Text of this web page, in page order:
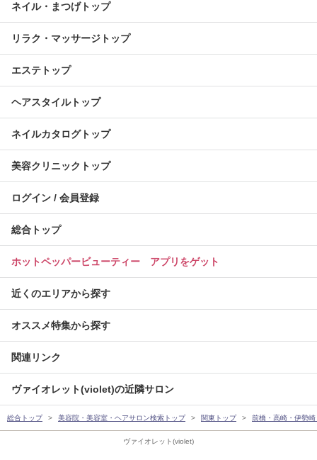
ヴァイオレット(violet)
ネイル・まつげトップ
リラク・マッサージトップ
エステトップ
ヘアスタイルトップ
ネイルカタログトップ
美容クリニックトップ
ログイン / 会員登録
総合トップ
ホットペッパービューティー アプリをゲット
近くのエリアから探す
オススメ特集から探す
関連リンク
ヴァイオレット(violet)の近隣サロン
総合トップ 美容院・美容室・ヘアサロン検索トップ 関東トップ 前橋・高崎・伊勢